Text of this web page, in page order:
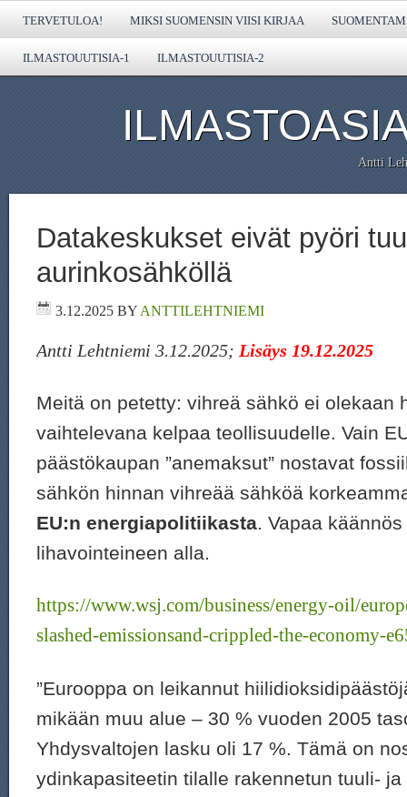
TERVETULOA! MIKSI SUOMENSIN VIISI KIRJAA
ILMASTOUUTISIA-1 ILMASTOUUTISIA-2
Antti
Datakeskukset eivät pyöri
aurinkosähköllä
3.12.2025 BYANTTILEHTNIEMI
Antti Lehtniemi 3.12.2025; Lisäys 19.12.2025
Meitä on petetty: vihreä sähkö ei olekaan
vaihtelevana kelpaa teollisuudelle. Vain
päästökaupan ”anemaksut” nostavat
sähkön hinnan vihreää sähköä
EU:n energiapolitiikasta. Vapaa
lihavointeineen alla.
https://www.wsj.com/business/energy-oil/
slashed-emissionsand-crippled-the-economy-
”Eurooppa on leikannut
mikään muu alue – 30 % vuoden 2005
Yhdysvaltojen lasku oli 17 %. Tämä on
ydinkapasiteetin tilalle rakennetun tuuli-